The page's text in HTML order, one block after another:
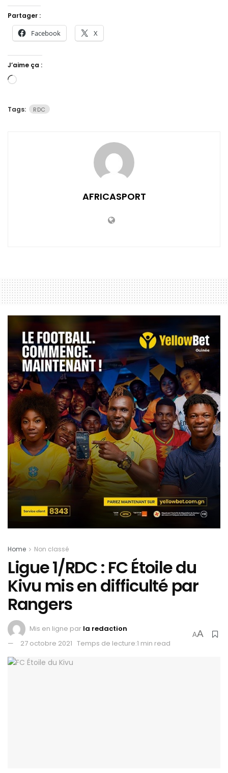
Partager :
Facebook X
J’aime ça :
Chargement…
Tags: RDC
AFRICASPORT
Home Non classé
Ligue 1/RDC : FC Étoile du
Kivu mis en difficulté par
Rangers
Mis en ligne par la redaction
27 octobre 2021 Temps de lecture:1 min read
AA